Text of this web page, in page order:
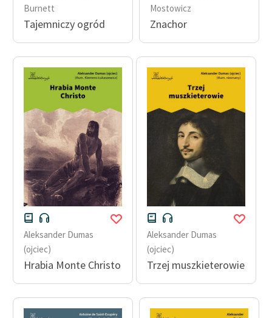
Ręce pełne poezji
Kolekcje edukacyjne
twórców przechodzących
do domeny publicznej,
lektur szkolnych oraz
Starego Testamentu
Odkurzamy bohaterów
Szkoła Poezji Wolnych
Lektur
O nas
Kontakt
O projekcie
Zespół
Zasady wykorzystania
Wolnych Lektur
Burnett
Tajemniczy ogród
Mostowicz
Znachor
Aleksander Dumas
(ojciec)
Hrabia Monte Christo
Aleksander Dumas
(ojciec)
Trzej muszkieterowie